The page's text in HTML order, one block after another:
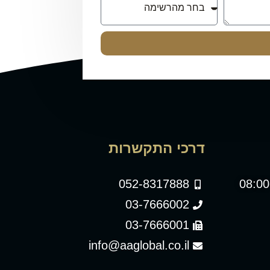
דרכי התקשרות
052-8317888
03-7666002
03-7666001
info@aaglobal.co.il